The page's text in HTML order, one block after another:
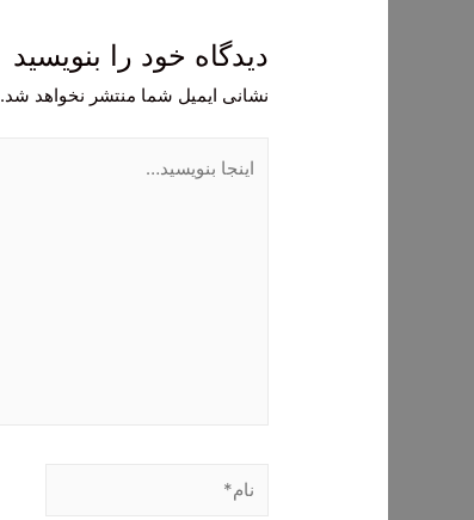
دیدگاه‌ خود را بنویسید
نشانی ایمیل شما منتشر نخواهد شد.
بنویسید…
نام*